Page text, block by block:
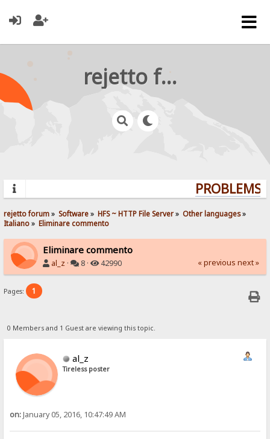
rejetto forum
rejetto forum» Software» HFS ~ HTTP File Server» Other languages»
Italiano» Eliminare commento
Eliminare commento
al_z · 8 · 42990 « previous next »
Pages: 1
0 Members and 1 Guest are viewing this topic.
al_z
Tireless poster
on:January 05, 2016, 10:47:49 AM